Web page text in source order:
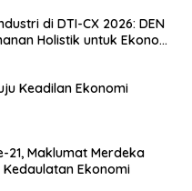
di DTI-CX 2026: DEN
Holistik untuk Ekonomi
Keadilan Ekonomi
21, Maklumat Merdeka
Ekonomi